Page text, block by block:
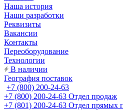
Наша история
Наши разработки
Реквизиты
Вакансии
Контакты
Переоборудование
Технологии
В наличии
География поставок
+7 (800) 200-24-63
+7 (800) 200-24-63 Отдел продаж
+7 (801) 200-24-63 Отдел прямых